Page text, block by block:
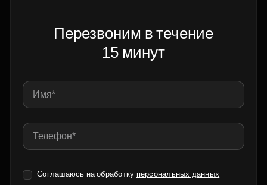
Перезвоним в течение
15 минут
Соглашаюсь на обработку персональных данных